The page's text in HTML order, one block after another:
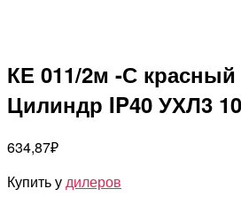
КЕ 011/2м -С красный
Цилиндр IP40 УХЛ3
634,87₽
Купить удилеров